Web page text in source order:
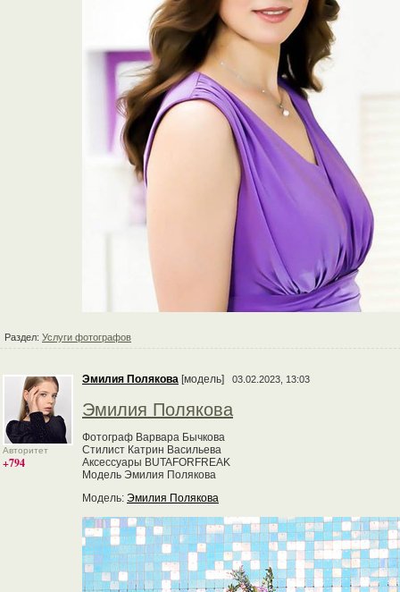
Раздел: Услуги фотографов
Авторитет
+794
Эмилия Полякова [модель] 03.02.2023, 13:03
Эмилия Полякова
Фотограф Варвара Бычкова
Стилист Катрин Васильева
Аксессуары BUTAFORFREAK
Модель Эмилия Полякова
Модель: Эмилия Полякова